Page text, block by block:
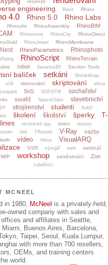
recenze
engineering Revit Rhino
4.0 Rhino 5.0 Rhino Labs
RhinoAir RhinoAssembly RhinoBIM
Rhinoceros RhinoCity
RhinoDirect
RhinoJewel RhinoMembrane
RhinoParametrics Rhinophoto
RhinoScript RhinoTerrain
robot Savanna3D Section Tools
balíček setkání
ShrinkWrap
sítě skenování skriptování
sleva
SnS SOFiSTiK sochařství
soutěž SpaceClaim stavebnictví
strojírenství studenti SubD
školení školství šperky
T-
technické tipy terén
textury
tisk TRmesh V-Ray vazby
video Viktor VisualARQ
VSR vývojář web
webinář
WIP workshop zaměstnání Zoo
zubařství
MCNEEL
in 1980, McNeel is a privately-held,
owned company with sales and
and affiliates in Seattle,
Miami, Buenos Aires, Barcelona,
Taipei, Seoul, Kuala Lumpur,
with more than 700 resellers,
OEMs, and training centers
world.